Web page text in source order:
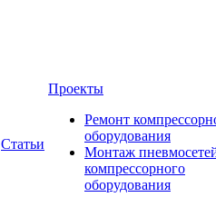
Статьи
Проекты
Ремонт
оборудования
Монтаж
компрессорного
оборудования